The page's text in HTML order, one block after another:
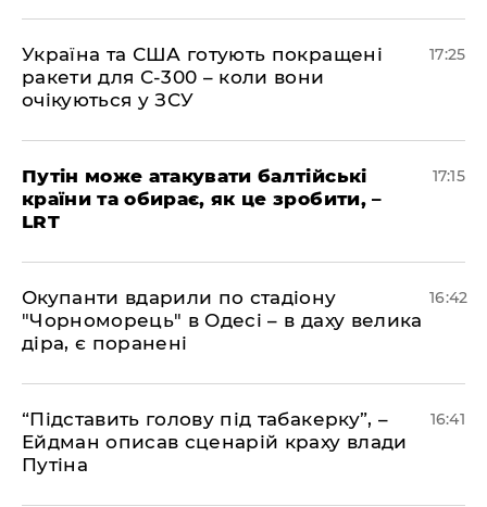
​Україна та США готують покращені
ракети для С-300 – коли вони
очікуються у ЗСУ
17:25
​Путін може атакувати балтійські
країни та обирає, як це зробити, –
LRT
17:15
​Окупанти вдарили по стадіону
"Чорноморець" в Одесі – в даху велика
діра, є поранені
16:42
​“Підставить голову під табакерку”, –
Ейдман описав сценарій краху влади
Путіна
16:41